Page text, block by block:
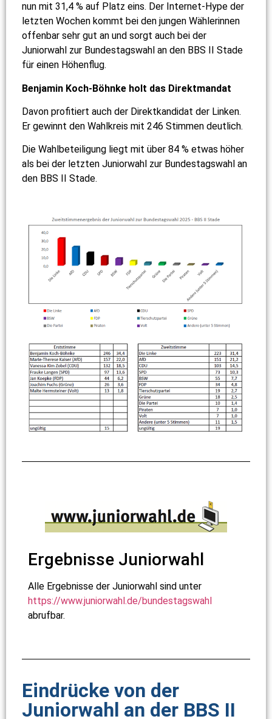
nun mit 31,4 % auf Platz eins. Der Internet-Hype der
letzten Wochen kommt bei den jungen Wählerinnen
offenbar sehr gut an und sorgt auch bei der
Juniorwahl zur Bundestagswahl an den BBS II Stade
für einen Höhenflug.
Benjamin Koch-Böhnke holt das Direktmandat
Davon profitiert auch der Direktkandidat der Linken.
Er gewinnt den Wahlkreis mit 246 Stimmen deutlich.
Die Wahlbeteiligung liegt mit über 84 % etwas höher
als bei der letzten Juniorwahl zur Bundestagswahl an
den BBS II Stade.
Ergebnisse Juniorwahl
Alle Ergebnisse der Juniorwahl sind unter
https://www.juniorwahl.de/bundestagswahl
abrufbar.
Eindrücke von der
Juniorwahl an der BBS II